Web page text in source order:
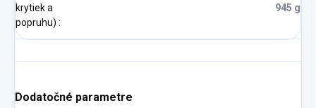
krytiek a
popruhu) :
945 g
Dodatočné parametre